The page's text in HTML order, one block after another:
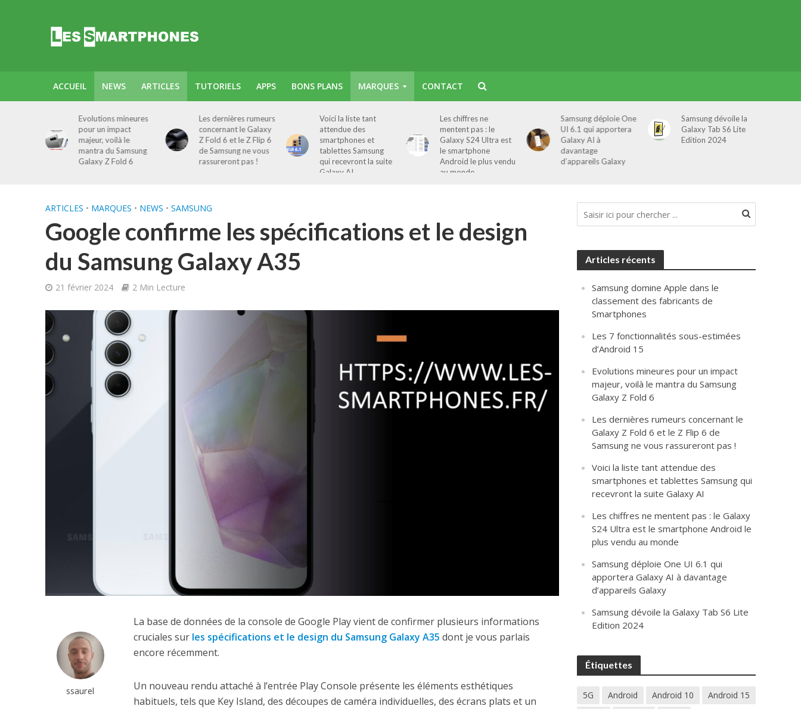
ACCUEIL NEWS ARTICLES TUTORIELS APPS BONS PLANS MARQUES CONTACT
Evolutions mineures
pour un impact
majeur, voilà le
mantra du Samsung
Galaxy Z Fold 6
Les dernières rumeurs
concernant le Galaxy
Z Fold 6 et le Z Flip 6
de Samsung ne vous
rassureront pas !
Voici la liste tant
attendue des
smartphones et
tablettes Samsung
qui recevront la suite
Galaxy AI
Les chiffres ne
mentent pas : le
Galaxy S24 Ultra est
le smartphone
Android le plus vendu
au monde
Samsung déploie One
UI 6.1 qui apportera
Galaxy AI à
davantage
d’appareils Galaxy
Samsung dévoile la
Galaxy Tab S6 Lite
Edition 2024
ARTICLES • MARQUES • NEWS • SAMSUNG
Google confirme les spécifications et le design
du Samsung Galaxy A35
21 février 2024 2 Min Lecture
ssaurel
La base de données de la console de Google Play vient de confirmer plusieurs informations
cruciales sur les spécifications et le design du Samsung Galaxy A35 dont je vous parlais
encore récemment.
Un nouveau rendu attaché à l’entrée Play Console présente les éléments esthétiques
habituels, tels que Key Island, des découpes de caméra individuelles, des écrans plats et un
Articles récents
Samsung domine Apple dans le
classement des fabricants de
Smartphones
Les 7 fonctionnalités sous-estimées
d’Android 15
Evolutions mineures pour un impact
majeur, voilà le mantra du Samsung
Galaxy Z Fold 6
Les dernières rumeurs concernant le
Galaxy Z Fold 6 et le Z Flip 6 de
Samsung ne vous rassureront pas !
Voici la liste tant attendue des
smartphones et tablettes Samsung qui
recevront la suite Galaxy AI
Les chiffres ne mentent pas : le Galaxy
S24 Ultra est le smartphone Android le
plus vendu au monde
Samsung déploie One UI 6.1 qui
apportera Galaxy AI à davantage
d’appareils Galaxy
Samsung dévoile la Galaxy Tab S6 Lite
Edition 2024
Étiquettes
5G Android Android 10
Android 15